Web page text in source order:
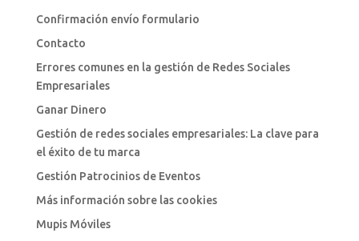
Confirmación envío formulario
Contacto
Errores comunes en la gestión de Redes Sociales
Empresariales
Ganar Dinero
Gestión de redes sociales empresariales: La clave para
el éxito de tu marca
Gestión Patrocinios de Eventos
Más información sobre las cookies
Mupis Móviles